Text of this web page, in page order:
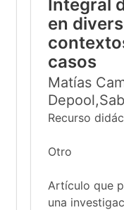
Integral
en
casos
Matías
Recurso
Otro
Artículo que
una